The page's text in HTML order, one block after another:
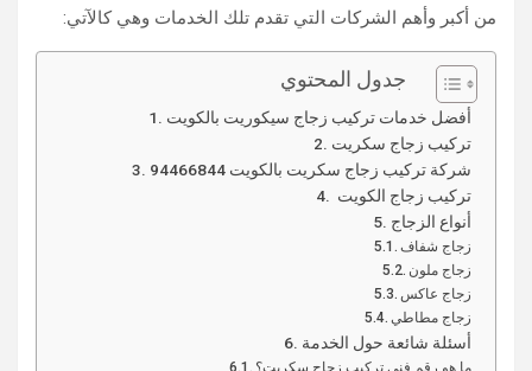
من أكبر وأهم الشركات التي تقدم تلك الخدمات وهي كالآتي:
جدول المحتوي
أفضل خدمات تركيب زجاج سيكوريت بالكويت
تركيب زجاج سكريت
شركة تركيب زجاج سكريت بالكويت 94466844
تركيب زجاج الكويت
أنواع الزجاج
زجاج شفاف
زجاج ملون
زجاج عاكس
زجاج مطاطي
أسئلة شائعة حول الخدمة
ما هو رقم فني تركيب زجاج سكريت؟